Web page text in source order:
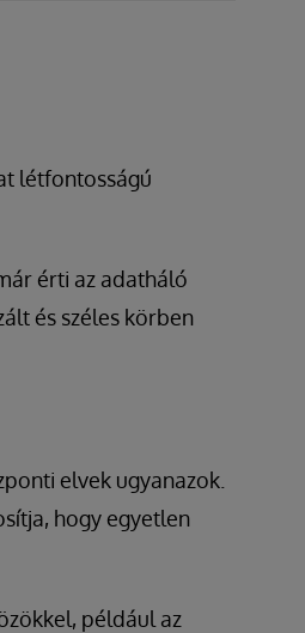
létfontosságú
érti az adatháló
és széles körben
elvek ugyanazok.
hogy egyetlen
például az